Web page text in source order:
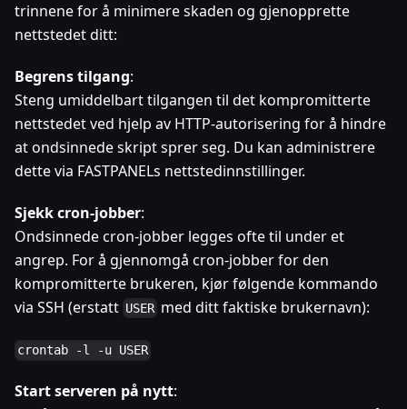
trinnene for å minimere skaden og gjenopprette
nettstedet ditt:
Begrens tilgang:
Steng umiddelbart tilgangen til det kompromitterte
nettstedet ved hjelp av HTTP-autorisering for å hindre
at ondsinnede skript sprer seg. Du kan administrere
dette via FASTPANELs nettstedinnstillinger.
Sjekk cron-jobber:
Ondsinnede cron-jobber legges ofte til under et
angrep. For å gjennomgå cron-jobber for den
kompromitterte brukeren, kjør følgende kommando
via SSH (erstatt USER med ditt faktiske brukernavn):
crontab -l -u USER
Start serveren på nytt: